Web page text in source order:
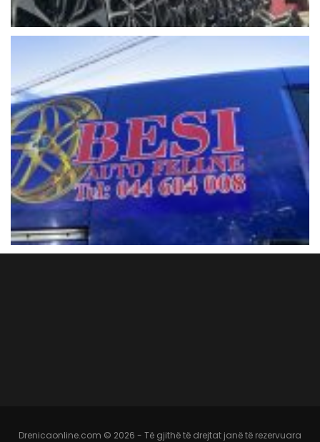
Drenicaonline.com © 2026 - Të gjithë të drejtat janë të rezervuara